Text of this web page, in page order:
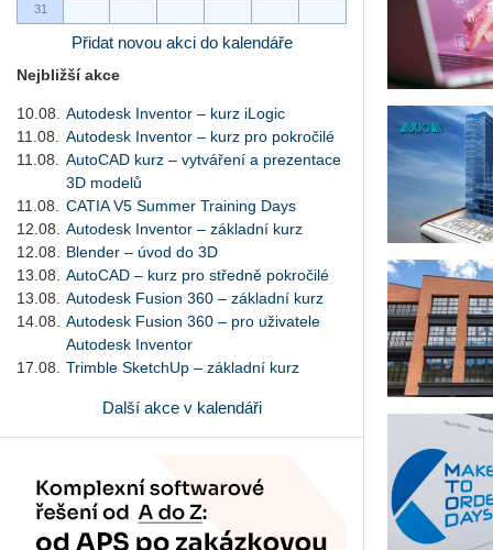
31
Přidat novou akci do kalendáře
Nejbližší akce
10.08.
Autodesk Inventor – kurz iLogic
11.08.
Autodesk Inventor – kurz pro pokročilé
11.08.
AutoCAD kurz – vytváření a prezentace
3D modelů
11.08.
CATIA V5 Summer Training Days
12.08.
Autodesk Inventor – základní kurz
12.08.
Blender – úvod do 3D
13.08.
AutoCAD – kurz pro středně pokročilé
13.08.
Autodesk Fusion 360 – základní kurz
14.08.
Autodesk Fusion 360 – pro uživatele
Autodesk Inventor
17.08.
Trimble SketchUp – základní kurz
Další akce v kalendáři